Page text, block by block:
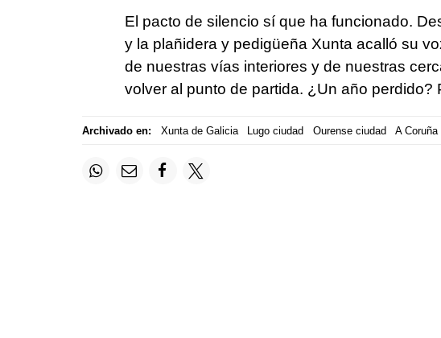
El pacto de silencio sí que ha funcionado.
y la plañidera y pedigüeña Xunta acalló su
de nuestras vías interiores y de nuestras
volver al punto de partida. ¿Un año perdido?
Archivado en: Xunta de Galicia Lugo ciudad Ourense ciudad A Coruña